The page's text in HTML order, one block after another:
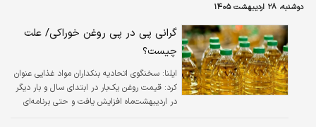
دوشنبه، ۲۸ اردیبهشت ۱۴۰۵
گرانی پی در پی روغن خوراکی/ علت
چیست؟
ایلنا: سخنگوی اتحادیه بنکداران مواد غذایی عنوان
کرد: قیمت روغن یک‌بار در ابتدای سال و بار دیگر
در اردیبهشت‌ماه افزایش یافت و حتی برنامه‌ای